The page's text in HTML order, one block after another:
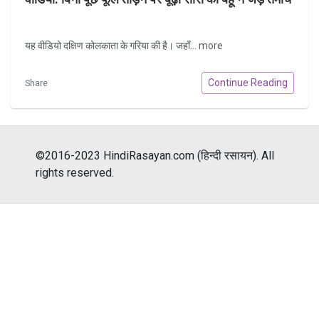
यह वीडियो दक्षिण कोलकाता के गरिया की है। जहाँ... more
Share Continue Reading
©2016-2023 HindiRasayan.com (हिन्दी रसायन). All
rights reserved.